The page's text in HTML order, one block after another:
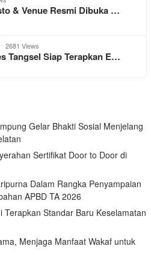
& Venue Resmi Dibuka …
2681 Views
Tangsel Siap Terapkan E…
Gelar Bhakti Sosial Menjelang
Sertifikat Door to Door di
Dalam Rangka Penyampaian
APBD TA 2026
Terapkan Standar Baru Keselamatan
Menjaga Manfaat Wakaf untuk